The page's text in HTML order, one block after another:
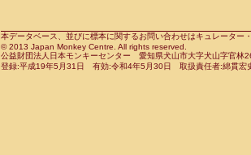
CercopithecidaePapio anubis(0)
CercopithecidaePapio cynocephalus
CercopithecidaePapio hamadryas(0)
CebidaeSaguinus leucopus(0)
CebidaeSaguinus midas(0)
Cebidae Saguinus mystax(0)
本データベース、並びに標本に関するお問い合わせはキュレータ
© 2013 Japan Monkey Centre. All rights reserved.
公益財団法人日本モンキーセンター 愛知県犬山市大字犬山字官
登録:平成19年5月31日 有効:令和4年5月30日 取扱責任者:綿貫宏